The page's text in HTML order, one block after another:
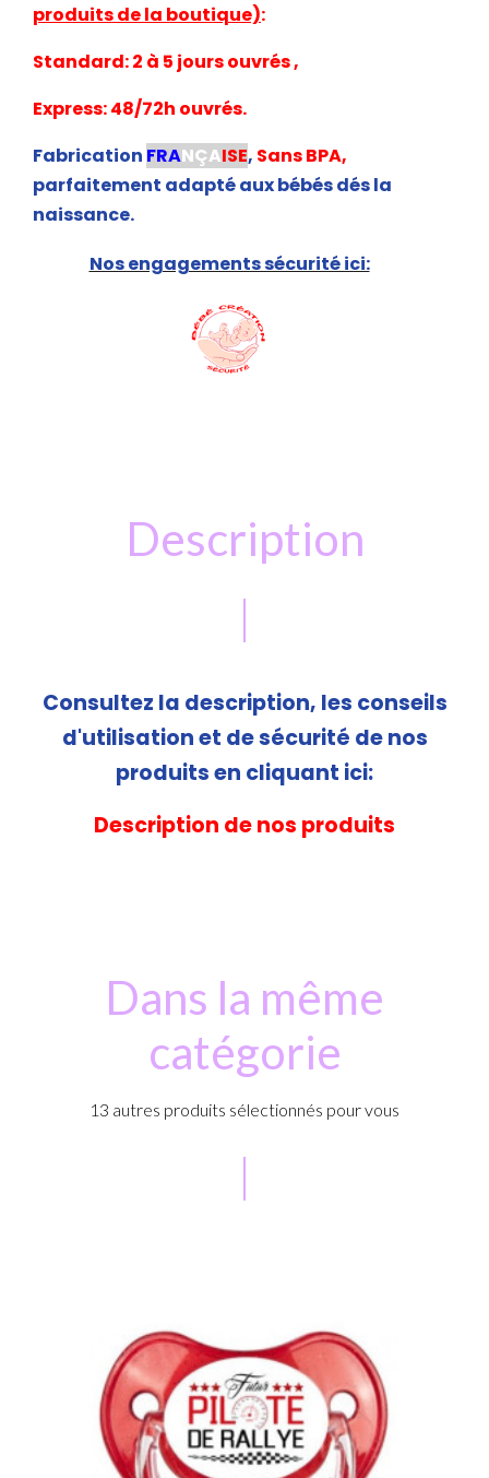
produits de la boutique):
Standard: 2 à 5 jours ouvrés ,
Express: 48/72h ouvrés.
Fabrication FRANÇAISE, Sans BPA,
parfaitement adapté aux bébés dés la
naissance.
Nos engagements sécurité ici:
Description
Consultez la description, les conseils
d'utilisation et de sécurité de nos
produits en cliquant ici:
Description de nos produits
Dans la même
catégorie
13 autres produits sélectionnés pour vous